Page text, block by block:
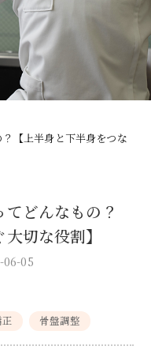
【上半身と下半身をつな
てどんなもの？
切な役割】
06-05
骨盤調整